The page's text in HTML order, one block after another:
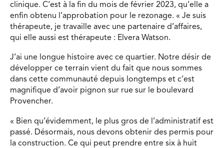
clinique. C’est à la fin du mois de février 2023, qu’elle a
enfin obtenu l’approbation pour le rezonage. « Je suis
thérapeute, je travaille avec une partenaire d’affaires,
qui elle aussi est thérapeute : Elvera Watson.
J’ai une longue histoire avec ce quartier. Notre désir de
développer ce terrain vient du fait que nous sommes
dans cette communauté depuis longtemps et c’est
magnifique d’avoir pignon sur rue sur le boulevard
Provencher.
« Bien qu’évidemment, le plus gros de l’administratif est
passé. Désormais, nous devons obtenir des permis pour
la construction. Ce qui peut prendre entre six à huit